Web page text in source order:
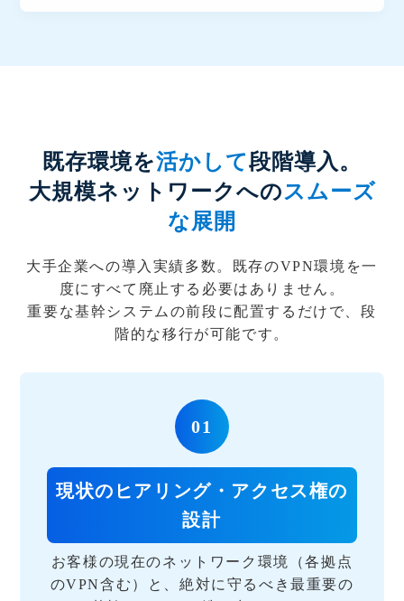
既存環境を活かして段階導入。
大規模ネットワークへのスムーズ
な展開
大手企業への導入実績多数。既存のVPN環境を一
度にすべて廃止する必要はありません。
重要な基幹システムの前段に配置するだけで、段
階的な移行が可能です。
01
現状のヒアリング・アクセス権の
設計
お客様の現在のネットワーク環境（各拠点
のVPN含む）と、絶対に守るべき最重要の